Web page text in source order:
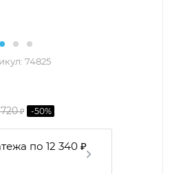
74825
₽ -50%
по 12 340 ₽